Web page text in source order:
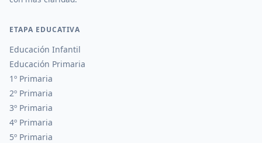
ETAPA EDUCATIVA
Educación Infantil
Educación Primaria
1º Primaria
2º Primaria
3º Primaria
4º Primaria
5º Primaria